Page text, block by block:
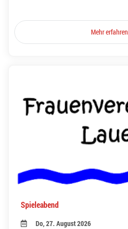
Mehr erfahren
Spieleabend
Do, 27. August 2026